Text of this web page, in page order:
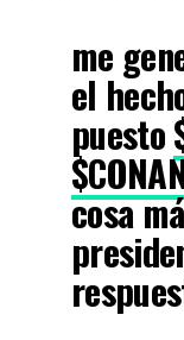
me
el
puesto
cosa